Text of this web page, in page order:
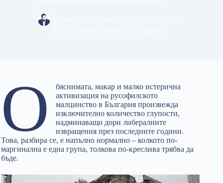
О
бяснимата, макар и малко истерична
активизация на русофилското
малцинство в България произвежда
изключително количество глупости,
надминаващо дори либералните
извращения през последните години.
Това, разбира се, е напълно нормално – колкото по-
маргинална е една група, толкова по-креслива трябва да
бъде.